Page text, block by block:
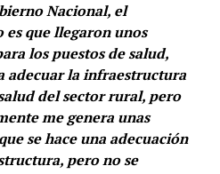
Nacional, el
que llegaron unos
los puestos de salud,
adecuar la infraestructura
del sector rural, pero
me genera unas
se hace una adecuación
pero no se